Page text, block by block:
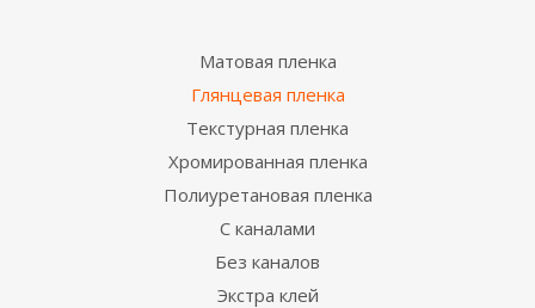
Матовая пленка
Глянцевая пленка
Текстурная пленка
Хромированная пленка
Полиуретановая пленка
С каналами
Без каналов
Экстра клей